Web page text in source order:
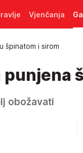
Vjenčanja
špinatom i sirom
obožavati